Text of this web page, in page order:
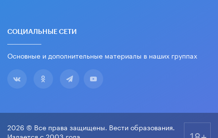
СОЦИАЛЬНЫЕ СЕТИ
Основные и дополнительные материалы в наших группах
2026 © Все права защищены. Вести образования.